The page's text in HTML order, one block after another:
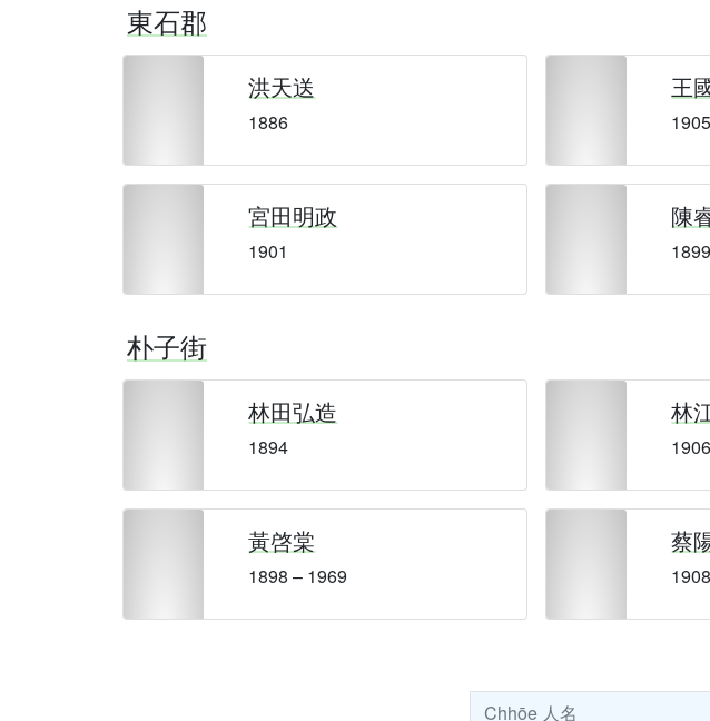
東石郡
洪天送
1886
王
宮田明政
1901
陳
1899
朴子街
林田弘造
1894
林
1906
黃啓棠
1898 – 1969
蔡
1908